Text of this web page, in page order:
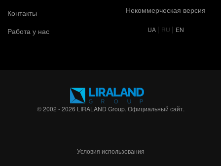
Контакты
Работа у нас
Некоммерческая версия
UA | RU | EN
© 2002 - 2026 LIRALAND Group. Официальный сайт.
Условия использования